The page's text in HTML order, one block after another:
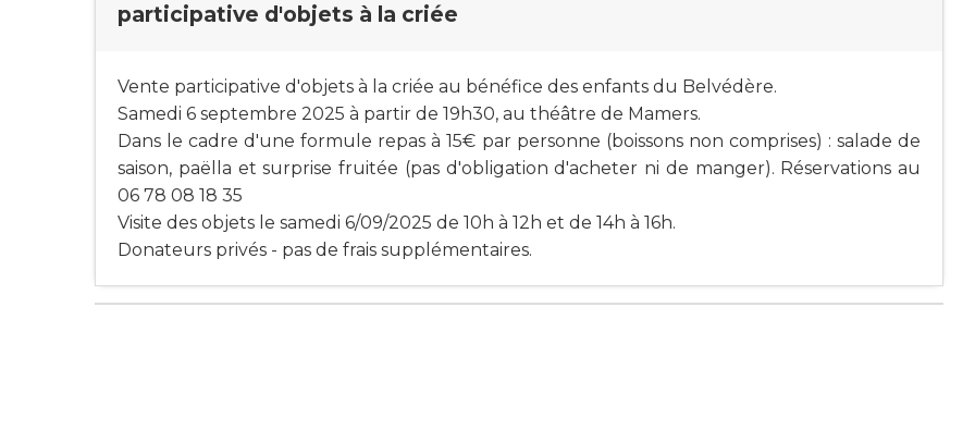
participative d'objets à la criée
Vente participative d'objets à la criée au bénéfice des enfants du Belvédère.
Samedi 6 septembre 2025 à partir de 19h30, au théâtre de Mamers.
Dans le cadre d'une formule repas à 15€ par personne (boissons non comprises) : salade de
saison, paëlla et surprise fruitée (pas d'obligation d'acheter ni de manger). Réservations au
06 78 08 18 35
Visite des objets le samedi 6/09/2025 de 10h à 12h et de 14h à 16h.
Donateurs privés - pas de frais supplémentaires.